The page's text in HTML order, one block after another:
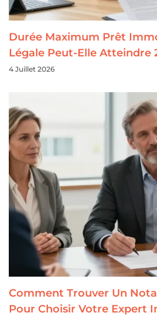
Durée Maximum Prêt
Légale Peut-Elle Atteindre
4 Juillet 2026
Comment Trouver Un
Pour Choisir Votre Expert